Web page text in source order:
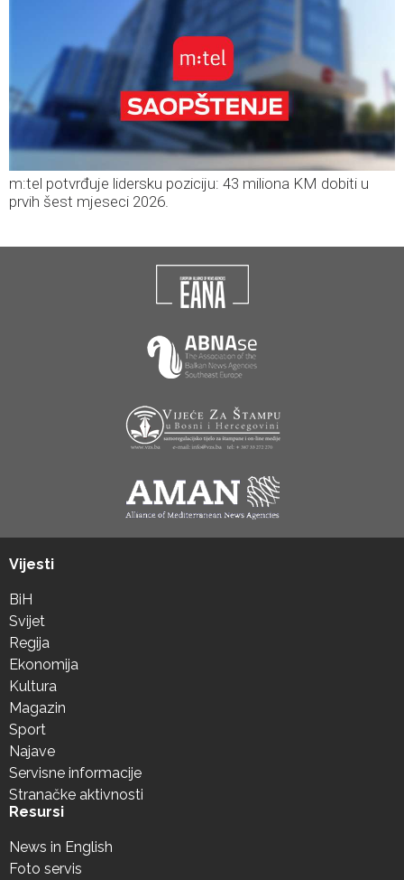
m:tel potvrđuje lidersku poziciju: 43 miliona KM dobiti u
prvih šest mjeseci 2026.
Vijesti
BiH
Svijet
Regija
Ekonomija
Kultura
Magazin
Sport
Najave
Servisne informacije
Stranačke aktivnosti
Resursi
News in English
Foto servis